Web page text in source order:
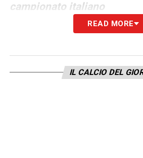
campionato italiano
READ MORE
IL CALCIO DEL